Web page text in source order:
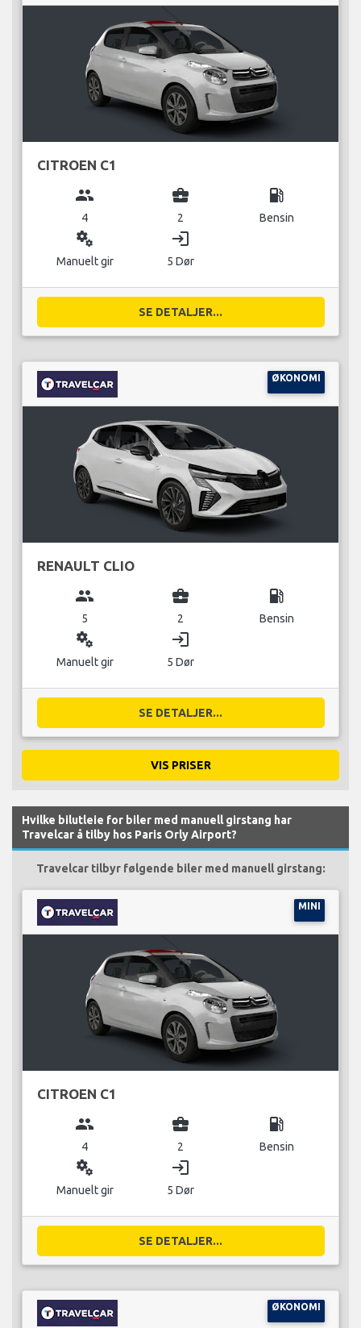
CITROEN C1
group
4
business_center
2
local_gas_station
Bensin
miscellaneous_services
Manuelt gir
login
5 Dør
SE DETALJER...
ØKONOMI
RENAULT CLIO
group
5
business_center
2
local_gas_station
Bensin
miscellaneous_services
Manuelt gir
login
5 Dør
SE DETALJER...
VIS PRISER
Hvilke bilutleie for biler med manuell girstang har
Travelcar å tilby hos Paris Orly Airport?
Travelcar tilbyr følgende biler med manuell girstang:
MINI
CITROEN C1
group
4
business_center
2
local_gas_station
Bensin
miscellaneous_services
Manuelt gir
login
5 Dør
SE DETALJER...
ØKONOMI